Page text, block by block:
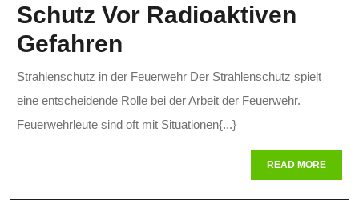
Schutz Vor Radioaktiven
Gefahren
In
Der
Feuerwehr:
Strahlenschutz in der Feuerwehr Der Strahlenschutz spielt
eine entscheidende Rolle bei der Arbeit der Feuerwehr.
Feuerwehrleute sind oft mit Situationen{...}
READ MOREREAD
MORE